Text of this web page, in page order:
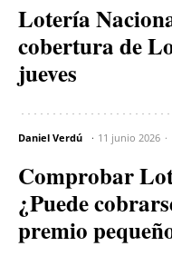
Lotería
cobertura de
jueves
Daniel Verdú 11 junio 2026
Comprobar
¿Puede
premio